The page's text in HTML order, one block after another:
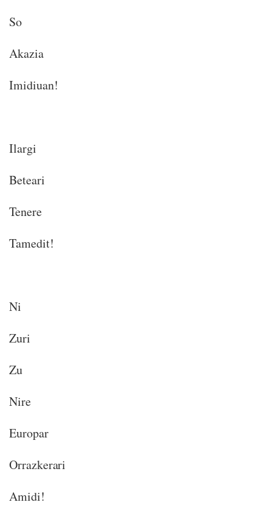
So
Akazia
Imidiuan!
Ilargi
Beteari
Tenere
Tamedit!
Ni
Zuri
Zu
Nire
Europar
Orrazkerari
Amidi!